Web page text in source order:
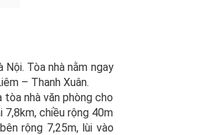
Tòa nhà nằm ngay
– Thanh Xuân.
nhà văn phòng cho
chiều rộng 40m
rộng 7,25m, lùi vào